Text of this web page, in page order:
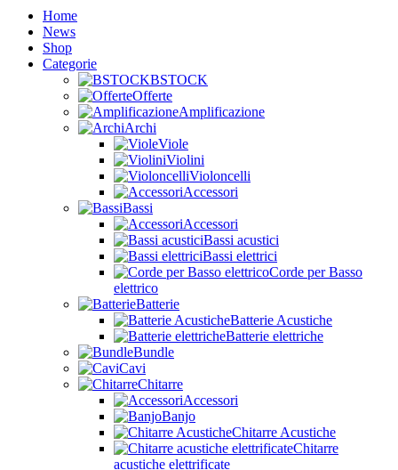
Home
News
Shop
Categorie
BSTOCK
Offerte
Amplificazione
Archi
Viole
Violini
Violoncelli
Accessori
Bassi
Accessori
Bassi acustici
Bassi elettrici
Corde per Basso
elettrico
Batterie
Batterie Acustiche
Batterie elettriche
Bundle
Cavi
Chitarre
Accessori
Banjo
Chitarre Acustiche
Chitarre
acustiche elettrificate